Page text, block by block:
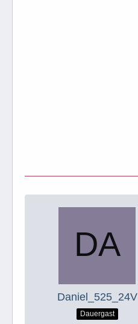
Daniel_525_24V
Dauergast